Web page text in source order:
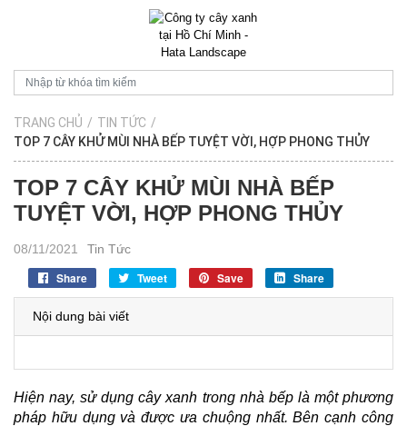
TRANG CHỦ / TIN TỨC /
TOP 7 CÂY KHỬ MÙI NHÀ BẾP TUYỆT VỜI, HỢP PHONG THỦY
TOP 7 CÂY KHỬ MÙI NHÀ BẾP
TUYỆT VỜI, HỢP PHONG THỦY
08/11/2021 Tin Tức
Share Tweet Save Share
Nội dung bài viết
Hiện nay, sử dụng cây xanh trong nhà bếp là một phương
pháp hữu dụng và được ưa chuộng nhất. Bên cạnh công